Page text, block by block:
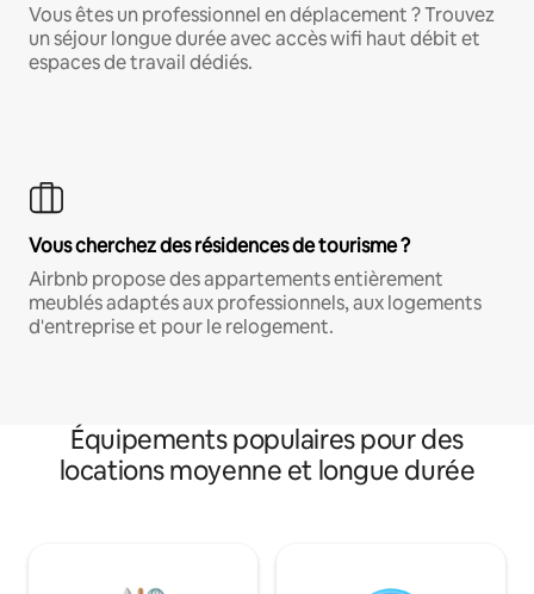
Vous êtes un professionnel en déplacement ? Trouvez
un séjour longue durée avec accès wifi haut débit et
espaces de travail dédiés.
Vous cherchez des résidences de tourisme ?
Airbnb propose des appartements entièrement
meublés adaptés aux professionnels, aux logements
d'entreprise et pour le relogement.
Équipements populaires pour des
locations moyenne et longue durée